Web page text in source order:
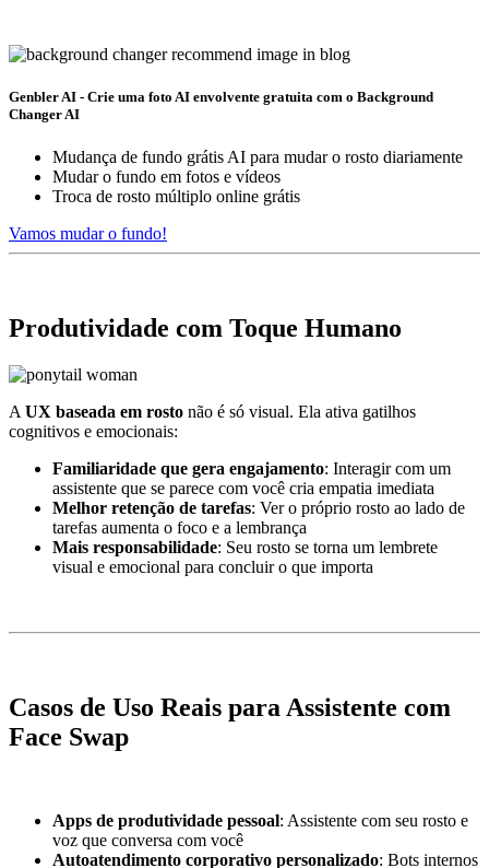
Genbler AI - Crie uma foto AI envolvente gratuita com o Background
Changer AI
Mudança de fundo grátis AI para mudar o rosto diariamente
Mudar o fundo em fotos e vídeos
Troca de rosto múltiplo online grátis
Vamos mudar o fundo!
Produtividade com Toque Humano
A UX baseada em rosto não é só visual. Ela ativa gatilhos
cognitivos e emocionais:
Familiaridade que gera engajamento: Interagir com um
assistente que se parece com você cria empatia imediata
Melhor retenção de tarefas: Ver o próprio rosto ao lado de
tarefas aumenta o foco e a lembrança
Mais responsabilidade: Seu rosto se torna um lembrete
visual e emocional para concluir o que importa
Casos de Uso Reais para Assistente com
Face Swap
Apps de produtividade pessoal: Assistente com seu rosto e
voz que conversa com você
Autoatendimento corporativo personalizado: Bots internos